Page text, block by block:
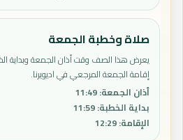
صلاة وخطبة الجمعة
يعرض هذا الصف وقت أذان الجمعة وبداية
إقامة الجمعة المرجعي في اديويرنا.
أذان الجمعة:
11:49
بداية الخطبة:
11:59
الإقامة:
12:29